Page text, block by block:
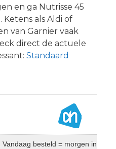
en ga Nutrisse 45
als Aldi of
van Garnier vaak
direct de actuele
Standaard
besteld = morgen in